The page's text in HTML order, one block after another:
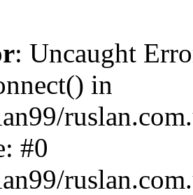
: Uncaught
in
#0